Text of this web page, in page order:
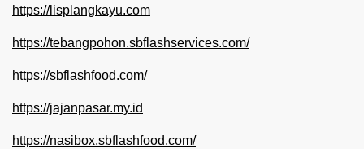
https://lisplangkayu.com
https://tebangpohon.sbflashservices.com/
https://sbflashfood.com/
https://jajanpasar.my.id
https://nasibox.sbflashfood.com/